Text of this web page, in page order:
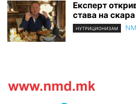
Експерт
става на
НУТРИЦИОНИЗАМ